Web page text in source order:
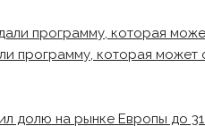
программу, которая может